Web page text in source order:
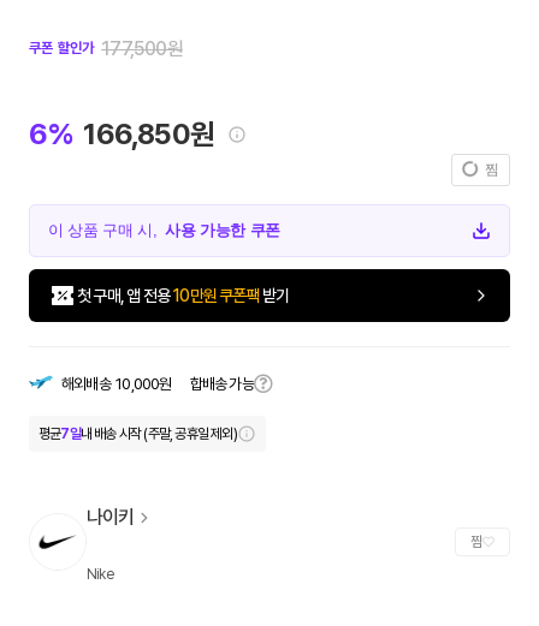
쿠폰 할인가 177,500원
6% 166,850원
찜
이 상품 구매 시,사용 가능한 쿠폰
첫 구매, 앱 전용10만원 쿠폰팩 받기
해외배송 10,000원 합배송 가능
평균7일내 배송 시작 (주말, 공휴일 제외)
나이키
Nike
찜